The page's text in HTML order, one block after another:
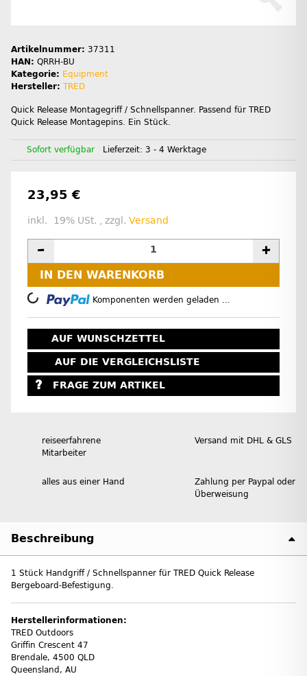
Artikelnummer: 37311
HAN: QRRH-BU
Kategorie: Equipment
Hersteller: TRED
Quick Release Montagegriff / Schnellspanner. Passend für TRED
Quick Release Montagepins. Ein Stück.
Sofort verfügbar Lieferzeit: 3 - 4 Werktage
23,95 €
inkl. 19% USt. , zzgl. Versand
IN DEN WARENKORB
Loading... Komponenten werden geladen ...
AUF WUNSCHZETTEL
AUF DIE VERGLEICHSLISTE
FRAGE ZUM ARTIKEL
reiseerfahrene
Mitarbeiter
Versand mit DHL & GLS
alles aus einer Hand
Zahlung per Paypal oder
Überweisung
Beschreibung
1 Stück Handgriff / Schnellspanner für TRED Quick Release
Bergeboard-Befestigung.
Herstellerinformationen:
TRED Outdoors
Griffin Crescent 47
Brendale, 4500 QLD
Queensland, AU